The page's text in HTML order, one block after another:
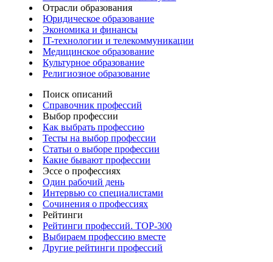
Отрасли образования
Юридическое образование
Экономика и финансы
IT-технологии и телекоммуникации
Медицинское образование
Культурное образование
Религиозное образование
Поиск описаний
Справочник профессий
Выбор профессии
Как выбрать профессию
Тесты на выбор профессии
Статьи о выборе профессии
Какие бывают профессии
Эссе о профессиях
Один рабочий день
Интервью со специалистами
Сочинения о профессиях
Рейтинги
Рейтинги профессий. TOP-300
Выбираем профессию вместе
Другие рейтинги профессий